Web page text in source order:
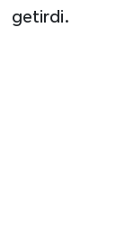
getirdi.